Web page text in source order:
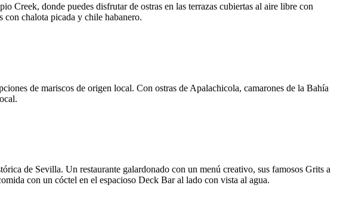
Creek, donde puedes disfrutar de ostras en las terrazas cubiertas al aire libre con
con chalota picada y chile habanero.
de mariscos de origen local. Con ostras de Apalachicola, camarones de la Bahía
de Sevilla. Un restaurante galardonado con un menú creativo, sus famosos Grits a
con un cóctel en el espacioso Deck Bar al lado con vista al agua.